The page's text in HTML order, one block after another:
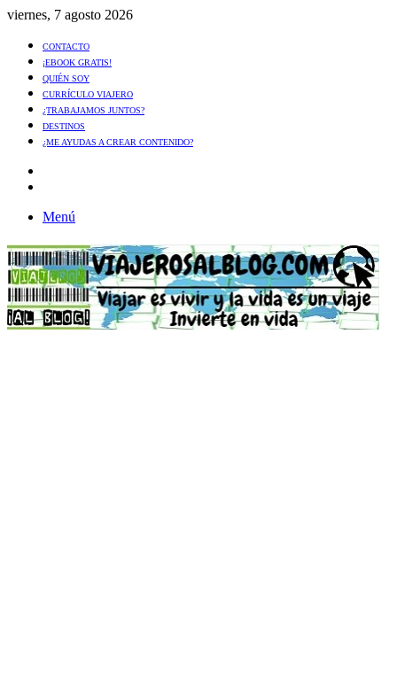
viernes, 7 agosto 2026
CONTACTO
¡EBOOK GRATIS!
QUIÉN SOY
CURRÍCULO VIAJERO
¿TRABAJAMOS JUNTOS?
DESTINOS
¿ME AYUDAS A CREAR CONTENIDO?
Menú